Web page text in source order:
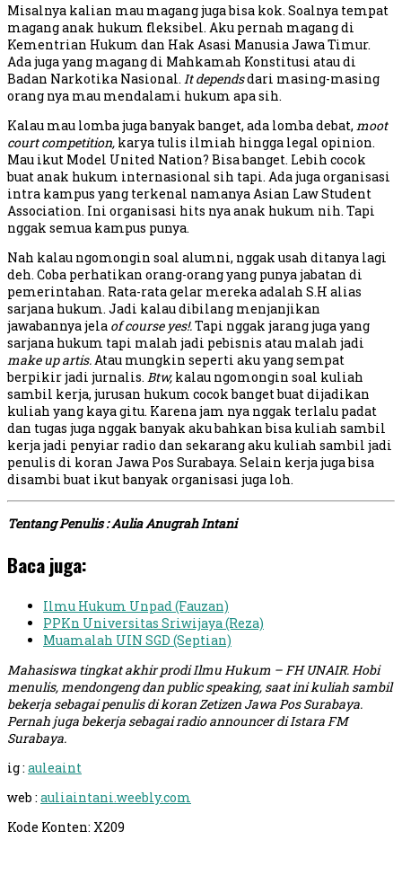
Misalnya kalian mau magang juga bisa kok. Soalnya tempat
magang anak hukum fleksibel. Aku pernah magang di
Kementrian Hukum dan Hak Asasi Manusia Jawa Timur.
Ada juga yang magang di Mahkamah Konstitusi atau di
Badan Narkotika Nasional. It dependsdari masing-masing
orang nya mau mendalami hukum apa sih.
Kalau mau lomba juga banyak banget, ada lomba debat, moot
court competition, karya tulis ilmiah hingga legal opinion.
Mau ikut Model United Nation? Bisa banget. Lebih cocok
buat anak hukum internasional sih tapi. Ada juga organisasi
intra kampus yang terkenal namanya Asian Law Student
Association. Ini organisasi hits nya anak hukum nih. Tapi
nggak semua kampus punya.
Nah kalau ngomongin soal alumni, nggak usah ditanya lagi
deh. Coba perhatikan orang-orang yang punya jabatan di
pemerintahan. Rata-rata gelar mereka adalah S.H alias
sarjana hukum. Jadi kalau dibilang menjanjikan
jawabannya jela of course yes!.Tapi nggak jarang juga yang
sarjana hukum tapi malah jadi pebisnis atau malah jadi
make up artis.Atau mungkin seperti aku yang sempat
berpikir jadi jurnalis. Btw, kalau ngomongin soal kuliah
sambil kerja, jurusan hukum cocok banget buat dijadikan
kuliah yang kaya gitu. Karena jam nya nggak terlalu padat
dan tugas juga nggak banyak aku bahkan bisa kuliah sambil
kerja jadi penyiar radio dan sekarang aku kuliah sambil jadi
penulis di koran Jawa Pos Surabaya. Selain kerja juga bisa
disambi buat ikut banyak organisasi juga loh.
Tentang Penulis : Aulia Anugrah Intani
Baca juga:
Ilmu Hukum Unpad (Fauzan)
PPKn Universitas Sriwijaya (Reza)
Muamalah UIN SGD (Septian)
Mahasiswa tingkat akhir prodi Ilmu Hukum – FH UNAIR. Hobi
menulis, mendongeng dan public speaking, saat ini kuliah sambil
bekerja sebagai penulis di koran Zetizen Jawa Pos Surabaya.
Pernah juga bekerja sebagai radio announcer di Istara FM
Surabaya.
ig : auleaint
web : auliaintani.weebly.com
Kode Konten: X209